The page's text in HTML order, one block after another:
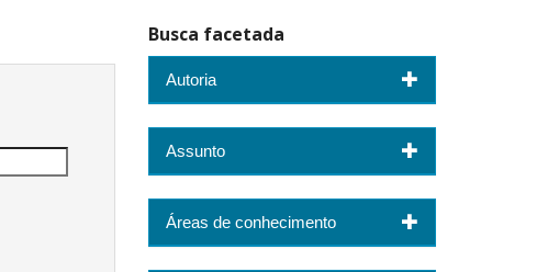
Busca facetada
Autoria
Assunto
Áreas de conhecimento